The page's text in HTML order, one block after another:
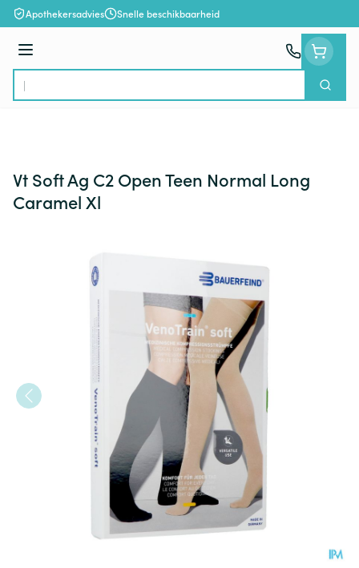
Ga naar de inhoud
Apothekersadvies Snelle beschikbaarheid
Menu
Product, merk, categorie...
Zoek
Vt Soft Ag C2 Open Teen Normal Long
Caramel Xl